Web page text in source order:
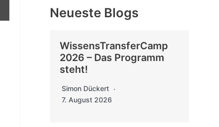
Neueste Blogs
WissensTransferCamp
2026 – Das Programm
steht!
Simon Dückert
7. August 2026